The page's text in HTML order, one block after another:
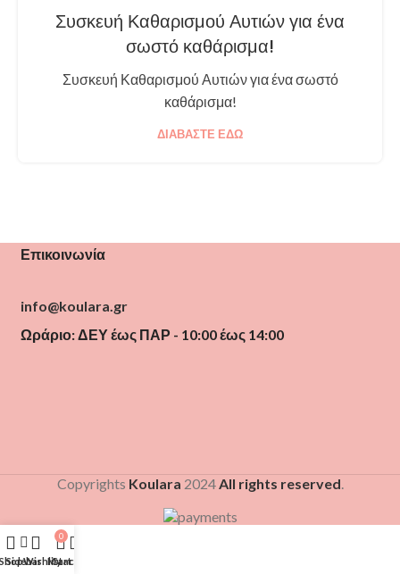
Συσκευή Καθαρισμού Αυτιών για ένα
σωστό καθάρισμα!
Συσκευή Καθαρισμού Αυτιών για ένα σωστό
καθάρισμα!
ΔΙΑΒΆΣΤΕ ΕΔΏ
Επικοινωνία
info@koulara.gr
Ωράριο: ΔΕΥ έως ΠΑΡ - 10:00 έως 14:00
Copyrights Koulara 2024All rights reserved.
SidebarWishlist
0
Cart
My account